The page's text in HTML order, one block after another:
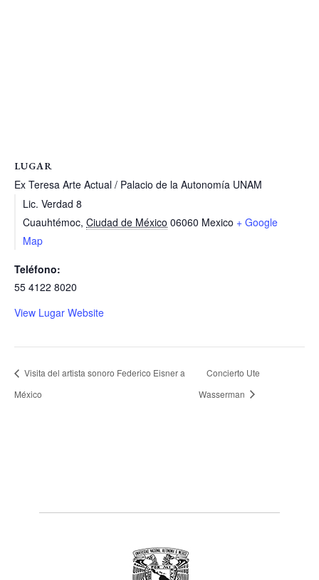
LUGAR
Ex Teresa Arte Actual / Palacio de la Autonomía UNAM
Lic. Verdad 8
Cuauhtémoc, Ciudad de México 06060 Mexico + Google
Map
Teléfono:
55 4122 8020
View Lugar Website
Visita del artista sonoro Federico Eisner a
México
Concierto Ute
Wasserman